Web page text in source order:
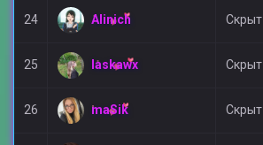
24 Alinich Скрыт
25 laskawx Скрыт
26 maSik Скрыт